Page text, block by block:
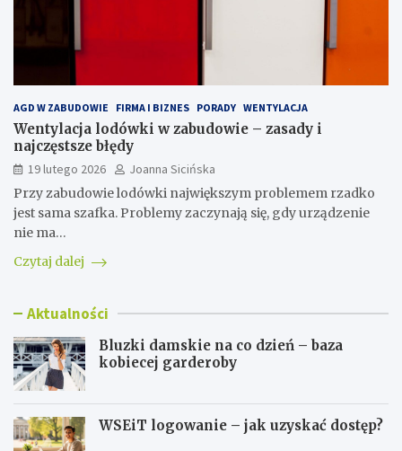
AGD W ZABUDOWIE FIRMA I BIZNES PORADY WENTYLACJA
Wentylacja lodówki w zabudowie – zasady i
najczęstsze błędy
19 lutego 2026
Joanna Sicińska
Przy zabudowie lodówki największym problemem rzadko
jest sama szafka. Problemy zaczynają się, gdy urządzenie
nie ma…
Czytaj dalej
Aktualności
Bluzki damskie na co dzień – baza
kobiecej garderoby
WSEiT logowanie – jak uzyskać dostęp?